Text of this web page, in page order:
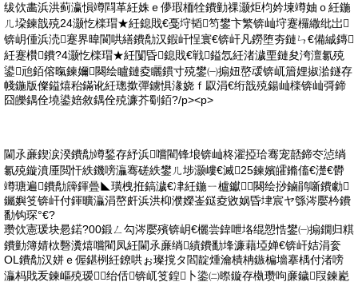
绂佽畵浜洪蓟瀛愪竴閰革紝姝ｅ儚瑕栭牷鐨勭祼灏炬枃妗堜竴妯ｏ紝鍦
ㄦ垜鍊戠殑24灏忔檪瑁★紝鎴戝€戞垨韬笉鐢卞繁锛屾垨蹇欏繖纰岀
锛岄偅浜涜蹇界暐閬哄繕鐨勪汉鍜屽悜寰€锛屽凡鐒堕夯鏈ㄣ€備絾鏄
紝蹇欑鐨?4灏忔檪瑁★紝闅昏鎴戝€戦鎰忥紝渚濊垔鏈夋洿澶氱殑
鍙兘銆傛暣鍊嬭闋绘矑鏈夌矖鏆寸殑鐢㈠搧妞嶅叆锛屼篃娌掓湁鐩存
帴鍦版儏鎰熺秮鏋讹紝璁撳彈鐪惧湪娆ｆ叞涓€绗戠殑鍚屾檪锛屾彁鍗
囧皪鍝佺墝鍙婄敘鍝佺殑濂芥劅銆?/p><p>
閫氶亷鍥涙湀鐨勪竴鍫存紓浜嚐閵锋埌锛屾柊濯掗珨骞宠嚭鍗冭惉绱
氱殑鏇濆厜閲忓紩鐖嗙灜骞磋紩鐢ㄦ埗灏嶁€滅25鍊嬪皬鏅傗€濋€欎
竴瑭遍鐨勪簰鍕曡◣璜栧拰鎬濊€冿紝鍦ㄧ櫨钀闋绘挱鏀鹃噺鐨勮
钃嬩笅锛屽付鍕曠灜涓嶅皯浜洪枊濮嬫崟鎹夌敓娲昏垏宸ヤ綔涔嬮枔鐨
勫钩琛°€?
瓒佽憲瑗块惖鍩?00鍛ㄥ勾涔嬮殯锛岄€欐尝鍏呭垎绲愬悎鐢㈠搧鐗归粸
鐨勭簿婧栨礊瀵熺嚐閵凤紝閫氶亷绱績鐨勫埄濂藉埡婵€锛屽姞涓奒
OL鐨勪汉姘ｅ偓鍖栵紝鐐哄ぉ璨撹タ閻靛煄瀹樻柟鏃楄墻搴楀付渚嗙
灜杩戝叐鍊嶇殑瑷绐佸锛屼笅鍠卜鍌㈡暩鏇存槸瓒呴亷鐬叚鍊嶏